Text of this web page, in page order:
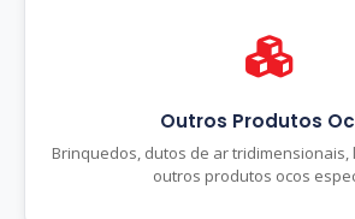
Outros Produtos
Brinquedos, dutos de ar
outros produtos ocos